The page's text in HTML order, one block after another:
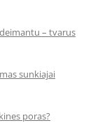
– tvarus
sunkiajai
poras?